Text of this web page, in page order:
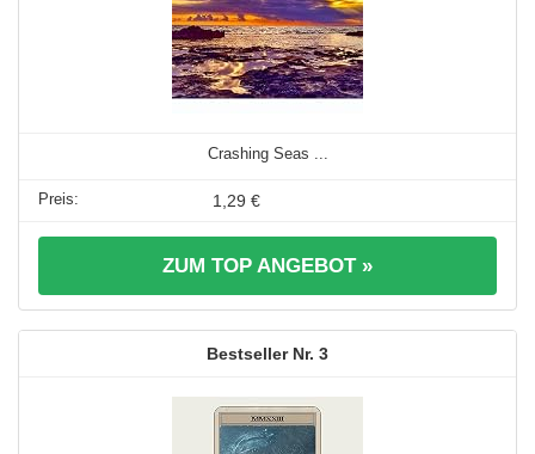
Crashing Seas ...
1,29 €
ZUM TOP ANGEBOT »
3